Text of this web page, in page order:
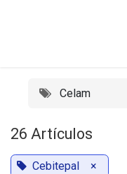
Celam
26 Artículos
Cebitepal ×